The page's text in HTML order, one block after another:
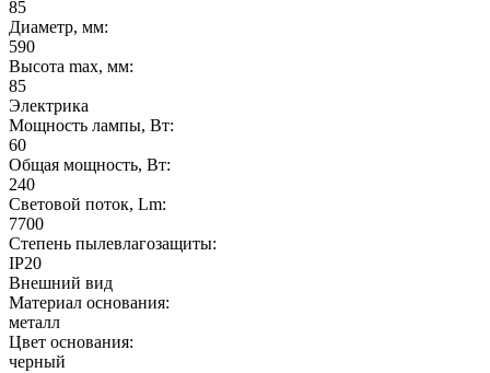
85
Диаметр, мм:
590
Высота max, мм:
85
Электрика
Мощность лампы, Вт:
60
Общая мощность, Вт:
240
Световой поток, Lm:
7700
Степень пылевлагозащиты:
IP20
Внешний вид
Материал основания:
металл
Цвет основания:
черный